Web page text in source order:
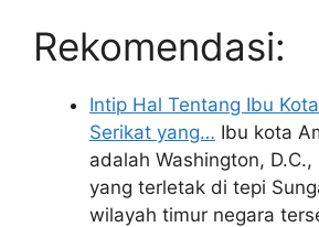
Rekomendasi:
Intip Hal Tentang Ibu
Serikat yang… Ibu kota
adalah Washington,
yang terletak di tepi
wilayah timur negara